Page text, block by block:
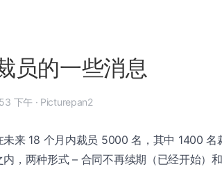
员的一些消息
1 月 23 日, 1:53 下午 · Picturepan2
未来 18 个月内裁员 5000 名，其中 1400 名
，两种形式 – 合同不再续期（已经开始）和